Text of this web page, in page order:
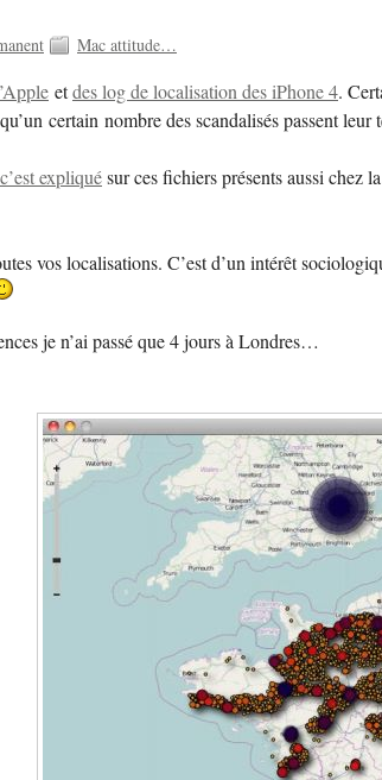
Mac attitude…
etdes log de localisation des iPhone 4.
certain nombre des scandalisés passent
expliquésur ces fichiers présents aussi chez
vos localisations. C’est d’un intérêt
je n’ai passé que 4 jours à Londres…